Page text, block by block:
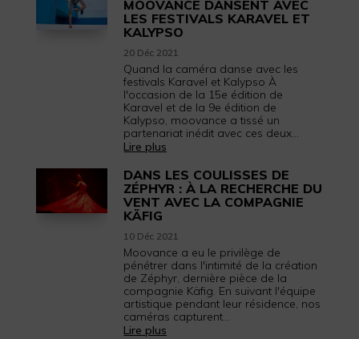
MOOVANCE DANSENT AVEC
LES FESTIVALS KARAVEL ET
KALYPSO
20 Déc 2021
Quand la caméra danse avec les
festivals Karavel et Kalypso À
l'occasion de la 15e édition de
Karavel et de la 9e édition de
Kalypso, moovance a tissé un
partenariat inédit avec ces deux...
Lire plus
DANS LES COULISSES DE
ZÉPHYR : À LA RECHERCHE DU
VENT AVEC LA COMPAGNIE
KÄFIG
10 Déc 2021
Moovance a eu le privilège de
pénétrer dans l'intimité de la création
de Zéphyr, dernière pièce de la
compagnie Käfig. En suivant l'équipe
artistique pendant leur résidence, nos
caméras capturent...
Lire plus